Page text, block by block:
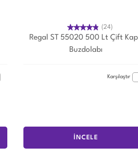
(24)
Regal ST 55020 500 Lt Çift
Buzdolabı
Karşılaştır
İNCELE